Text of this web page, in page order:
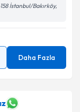
İstanbul/Bakırköy,
Daha Fazla